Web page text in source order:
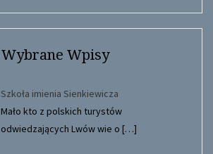
Wybrane Wpisy
Szkoła imienia Sienkiewicza
Mało kto z polskich turystów
odwiedzających Lwów wie o […]